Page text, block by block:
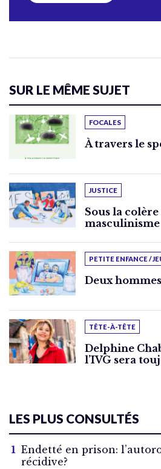
SUR LE MÊME SUJET
FOCALES
À travers le
JUSTICE
Sous la colère
masculinisme
PETITE ENFANCE /
Deux
TÊTE-À-TÊTE
Delphine
l’IVG sera
LES PLUS CONSULTÉS
Endetté en prison:
récidive?